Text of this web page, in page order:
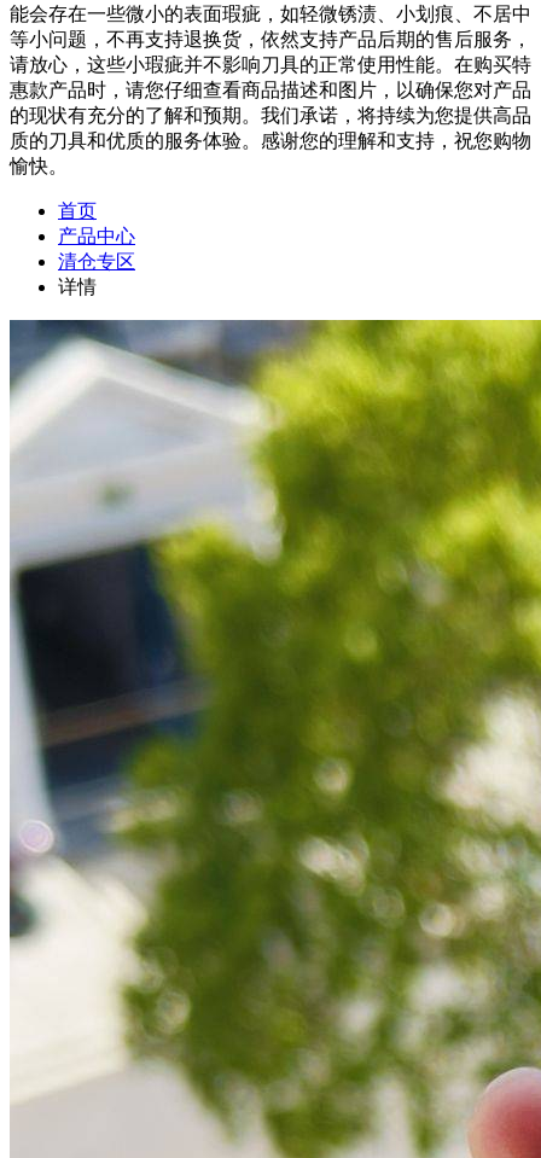
能会存在一些微小的表面瑕疵，如轻微锈渍、小划痕、不居中
等小问题，不再支持退换货，依然支持产品后期的售后服务，
请放心，这些小瑕疵并不影响刀具的正常使用性能。在购买特
惠款产品时，请您仔细查看商品描述和图片，以确保您对产品
的现状有充分的了解和预期。我们承诺，将持续为您提供高品
质的刀具和优质的服务体验。感谢您的理解和支持，祝您购物
愉快。
首页
产品中心
清仓专区
详情